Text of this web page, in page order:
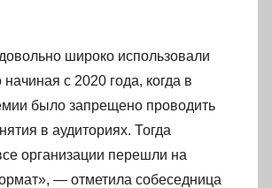
широко использовали
с 2020 года, когда в
было запрещено проводить
в аудиториях. Тогда
организации перешли на
— отметила собеседница